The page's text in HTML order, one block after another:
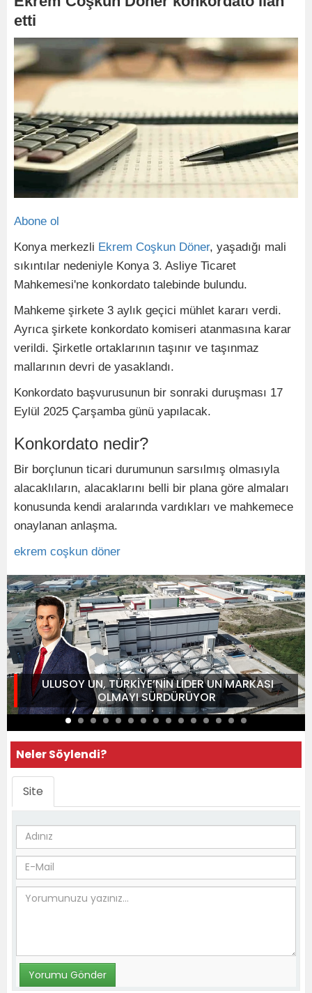
etti
Abone ol
Konya merkezli Ekrem Coşkun Döner, yaşadığı mali
sıkıntılar nedeniyle Konya 3. Asliye Ticaret
Mahkemesi'ne konkordato talebinde bulundu.
Mahkeme şirkete 3 aylık geçici mühlet kararı verdi.
Ayrıca şirkete konkordato komiseri atanmasına karar
verildi. Şirketle ortaklarının taşınır ve taşınmaz
mallarının devri de yasaklandı.
Konkordato başvurusunun bir sonraki duruşması 17
Eylül 2025 Çarşamba günü yapılacak.
Konkordato nedir?
Bir borçlunun ticari durumunun sarsılmış olmasıyla
alacaklıların, alacaklarını belli bir plana göre almaları
konusunda kendi aralarında vardıkları ve mahkemece
onaylanan anlaşma.
ekrem coşkun döner
ULUSOY UN, TÜRKİYE’NİN LİDER UN MARKASI
OLMAYI SÜRDÜRÜYOR
Neler Söylendi?
Site